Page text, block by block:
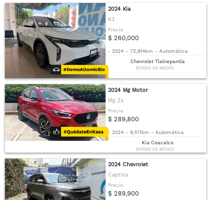
2024 Kia
K3
Precio
$ 260,000
- 2024 - 72,814km - Automática
Chevrolet Tlalnepantla
ESTADO DE MÉXICO
2024 Mg Motor
Mg Zs
Precio
$ 289,800
- 2024 - 9,511km - Automática
Kia Coacalco
ESTADO DE MÉXICO
2024 Chevrolet
Captiva
Precio
$ 289,900